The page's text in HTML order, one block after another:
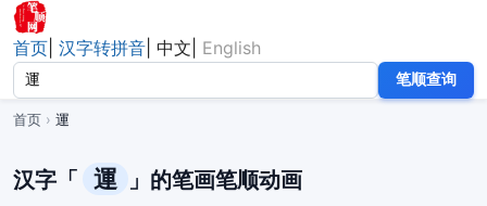
首页 汉字转拼音 中文 English
笔顺查询
首页 › 運
汉字「 運 」的笔画笔顺动画